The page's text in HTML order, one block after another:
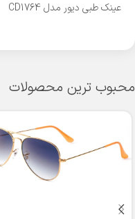
عینک طبی دیور مدل CD1764
محبوب ترین محصولات